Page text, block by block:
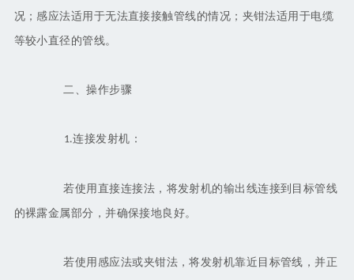
况；感应法适用于无法直接接触管线的情况；夹钳法适用于电缆
等较小直径的管线。
二、操作步骤
1.连接发射机：
若使用直接连接法，将发射机的输出线连接到目标管线
的裸露金属部分，并确保接地良好。
若使用感应法或夹钳法，将发射机靠近目标管线，并正